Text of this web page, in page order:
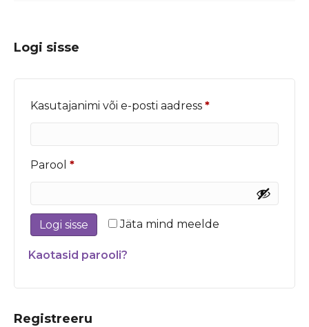
Logi sisse
Kasutajanimi või e-posti aadress *Nõutud
Parool *Nõutud
Jäta mind meelde
Logi sisse
Kaotasid parooli?
Registreeru